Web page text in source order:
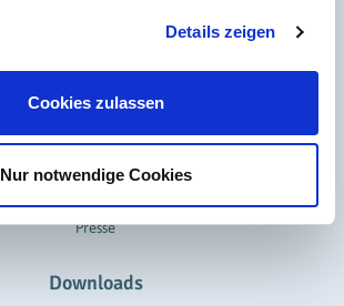
Details zeigen
Cookies zulassen
Nur notwendige Cookies
Anfahrt
Newsletter-Anmeldung
News
Presse
Downloads